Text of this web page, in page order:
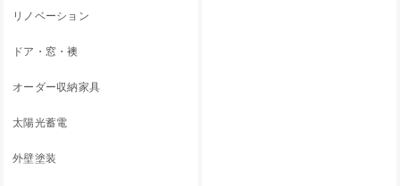
リノベーション
ドア・窓・襖
オーダー収納家具
太陽光蓄電
外壁塗装